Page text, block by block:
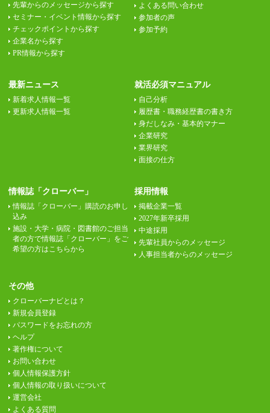
先輩からのメッセージから探す
セミナー・イベント情報から探す
チェックポイントから探す
企業名から探す
PR情報から探す
よくある問い合わせ
参加者の声
参加予約
最新ニュース
新着求人情報一覧
更新求人情報一覧
就活必須マニュアル
自己分析
履歴書・職務経歴書の書き方
身だしなみ・基本的マナー
企業研究
業界研究
面接の仕方
情報誌「クローバー」
情報誌「クローバー」購読のお申し
込み
施設・大学・病院・図書館のご担当
者の方で情報誌「クローバー」をご
希望の方はこちらから
採用情報
掲載企業一覧
2027年新卒採用
中途採用
先輩社員からのメッセージ
人事担当者からのメッセージ
その他
クローバーナビとは？
新規会員登録
パスワードをお忘れの方
ヘルプ
著作権について
お問い合わせ
個人情報保護方針
個人情報の取り扱いについて
運営会社
よくある質問